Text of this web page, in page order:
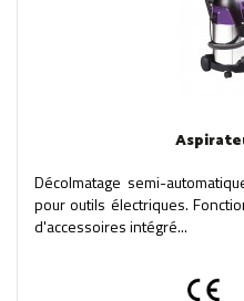
Décolmatage semi-
pour outils électriques.
d'accessoires intégré...